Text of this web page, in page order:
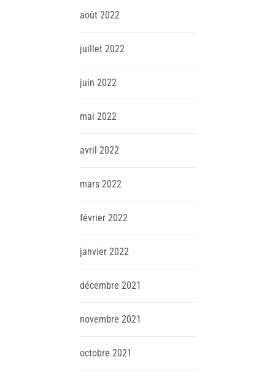
août 2022
juillet 2022
juin 2022
mai 2022
avril 2022
mars 2022
février 2022
janvier 2022
décembre 2021
novembre 2021
octobre 2021